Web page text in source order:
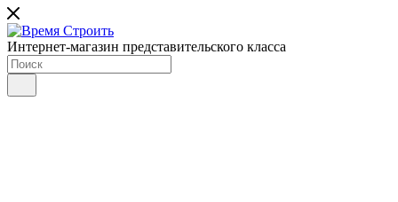
Интернет-магазин представительского класса